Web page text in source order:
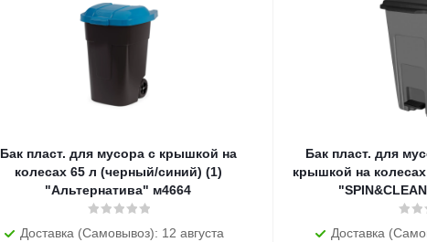
Бак пласт. для мусора с крышкой на
колесах 65 л (черный/синий) (1)
"Альтернатива" м4664
Доставка (Самовывоз): 12 августа
Бак пласт. для
крышкой на
Доставка